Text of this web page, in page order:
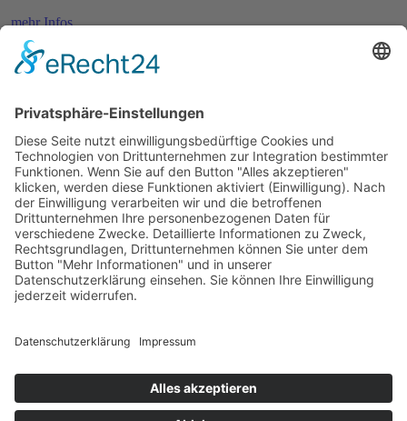
mehr Infos …
Print ePub PDF
Lutz Kreutzer, Tanja Kruse, Elke Pistor, Leon Sachs, Regina
Schleheck, Andreas Schnurbusch, Michael Schreckenberg, Jutta
Wilbertz
Die gruseligsten Orte in Köln
11. September 2019
sofort lieferbar
250 Seiten, 12,5 x 20,5 cm
Print 13,– € / E-Book 9,99 €
AGB